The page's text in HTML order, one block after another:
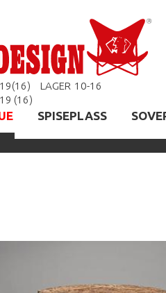
LAGER 10-16
(16)
SPISEPLASS